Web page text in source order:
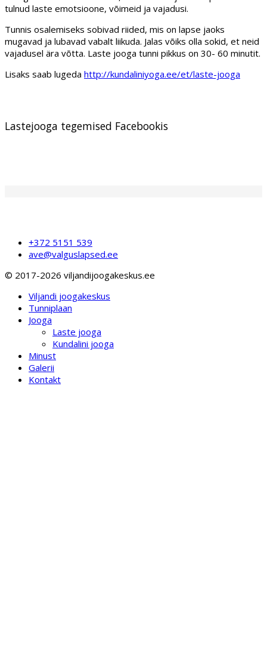
tulnud laste emotsioone, võimeid ja vajadusi.
Tunnis osalemiseks sobivad riided, mis on lapse jaoks
mugavad ja lubavad vabalt liikuda. Jalas võiks olla sokid, et neid
vajadusel ära võtta. Laste jooga tunni pikkus on 30- 60 minutit.
Lisaks saab lugeda http://kundaliniyoga.ee/et/laste-jooga
Lastejooga tegemised Facebookis
+372 5151 539
ave@valguslapsed.ee
© 2017-2026 viljandijoogakeskus.ee
Viljandi joogakeskus
Tunniplaan
Jooga
Laste jooga
Kundalini jooga
Minust
Galerii
Kontakt